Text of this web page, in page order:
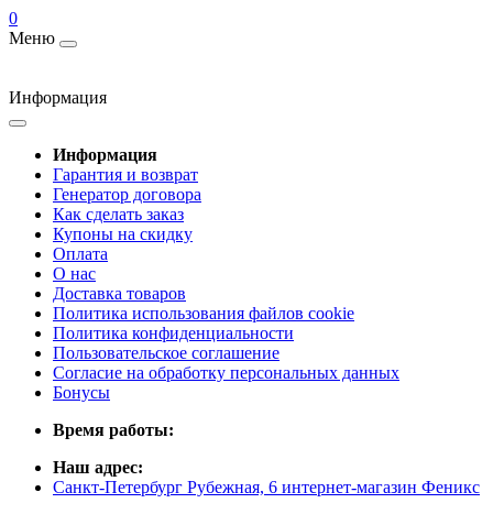
0
Меню
Информация
Информация
Гарантия и возврат
Генератор договора
Как сделать заказ
Купоны на скидку
Оплата
О нас
Доставка товаров
Политика использования файлов cookie
Политика конфиденциальности
Пользовательское соглашение
Согласие на обработку персональных данных
Бонусы
Время работы:
Наш адрес:
Санкт-Петербург Рубежная, 6 интернет-магазин Феникс